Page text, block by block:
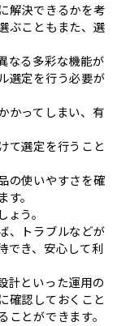
解決できるかを考
ぶこともまた、選
なる多彩な機能が
選定を行う必要が
かってしまい、有
て選定を行うこと
の使いやすさを確
。
う。
、トラブルなどが
でき、安心して利
計といった運用の
確認しておくこと
とができます。